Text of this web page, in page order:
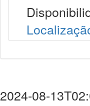
2024-08-